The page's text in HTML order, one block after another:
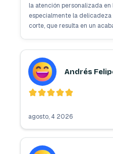
la atención personalizada en
especialmente la
corte, que resulta en un
Andrés
agosto, 4 2026